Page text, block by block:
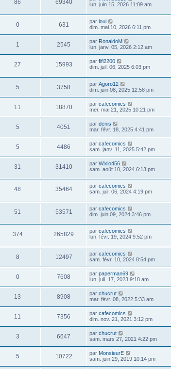
86 69340
lun. juin 15, 2026 11:09 am
0 631 par loul
dim. mai 10, 2026 6:11 pm
1 2545 par RonaldoM
lun. janv. 05, 2026 2:12 am
27 15993 par fifi2200
dim. juil. 06, 2025 6:03 pm
5 3758 par Agoro12
dim. juin 08, 2025 12:58 pm
11 18870 par cafecomics
mer. mai 21, 2025 10:21 pm
5 4051 par denis
mar. févr. 18, 2025 4:41 pm
5 4486 par cafecomics
sam. janv. 11, 2025 5:42 pm
31 31410 par Wixlo456
sam. août 10, 2024 6:13 pm
48 35464 par cafecomics
sam. juil. 06, 2024 4:19 pm
51 53571 par cafecomics
dim. juin 09, 2024 3:46 pm
374 265829 par cafecomics
lun. févr. 19, 2024 9:52 pm
8 12497 par cafecomics
sam. févr. 10, 2024 8:54 pm
0 7608 par paperman69
lun. juil. 17, 2023 9:18 am
13 8908 par chucrut
mar. févr. 08, 2022 5:33 am
11 7356 par cafecomics
dim. nov. 21, 2021 3:12 pm
3 6647 par chucrut
sam. mars 27, 2021 4:22 pm
5 10722 par MonsieurE
sam. juin 29, 2019 10:14 pm